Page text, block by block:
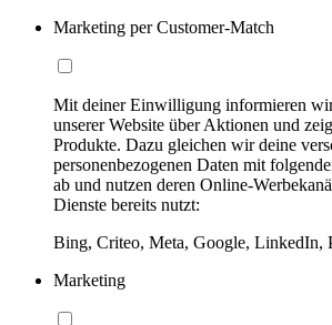
Marketing per Customer-Match
Mit deiner Einwilligung informieren
unserer Website über Aktionen und
Produkte. Dazu gleichen wir deine
personenbezogenen Daten mit
ab und nutzen deren Online-
Dienste bereits nutzt:
Bing, Criteo, Meta, Google, LinkedIn,
Marketing